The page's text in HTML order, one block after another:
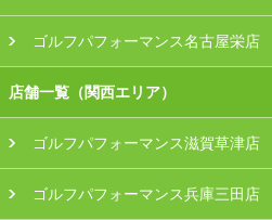
ゴルフパフォーマンス名古屋栄店
店舗一覧（関西エリア）
ゴルフパフォーマンス滋賀草津店
ゴルフパフォーマンス兵庫三田店